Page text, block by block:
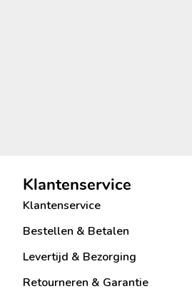
Klantenservice
Klantenservice
Bestellen & Betalen
Levertijd & Bezorging
Retourneren & Garantie